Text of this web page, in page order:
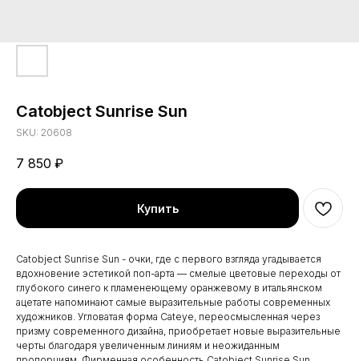
Catobject Sunrise Sun
SKU: 20608
7 850 ₽
Купить
Catobject Sunrise Sun - очки, где с первого взгляда угадывается
вдохновение эстетикой поп-арта — смелые цветовые переходы от
глубокого синего к пламенеющему оранжевому в итальянском
ацетате напоминают самые выразительные работы современных
художников. Угловатая форма Cateye, переосмысленная через
призму современного дизайна, приобретает новые выразительные
черты благодаря увеличенным линиям и неожиданным